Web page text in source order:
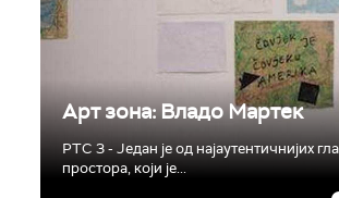
Арт зона: Владо Мартек
РТС 3 - Један је од најаутентичнијих
простора, који је...